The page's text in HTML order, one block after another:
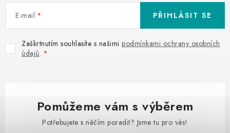
E-mail
Zaškrtnutím souhlasíte s našimi podmínkami ochrany osobních
údajů.
PŘIHLÁSIT SE
Pomůžeme vám s výběrem
Potřebujete s něčím poradit? Jsme tu pro vás!